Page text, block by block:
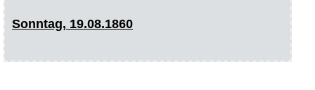
Sonntag, 19.08.1860